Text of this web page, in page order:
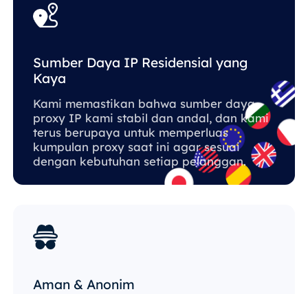
Sumber Daya IP Residensial yang
Kaya
Kami memastikan bahwa sumber daya
proxy IP kami stabil dan andal, dan kami
terus berupaya untuk memperluas
kumpulan proxy saat ini agar sesuai
dengan kebutuhan setiap pelanggan.
Aman & Anonim